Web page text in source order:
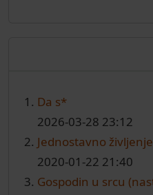
Da s*
2026-03-28 23:12
Jednostavno
2020-01-22 21:40
Gospodin u srcu